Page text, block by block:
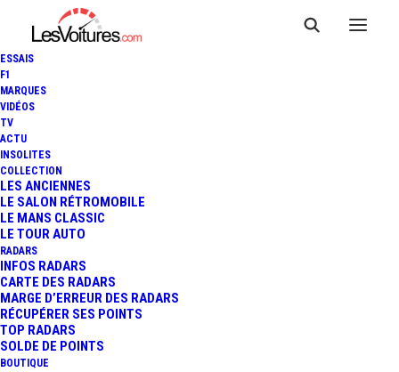
ESSAIS
F1
MARQUES
VIDÉOS
TV
ACTU
INSOLITES
COLLECTION
LES ANCIENNES
LE SALON RÉTROMOBILE
LE MANS CLASSIC
LE TOUR AUTO
RADARS
INFOS RADARS
CARTE DES RADARS
MARGE D’ERREUR DES RADARS
RÉCUPÉRER SES POINTS
TOP RADARS
SOLDE DE POINTS
BOUTIQUE
ARRÊTERA SON
PROGRAMME FIN 2021
2 Minutes |